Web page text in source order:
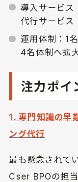
導入サービス
代行サービス
運用体制：1
4名体制へ拡
注力ポイ
1. 専門知識の早
ング代行
最も懸念されて
Cser BPOの担